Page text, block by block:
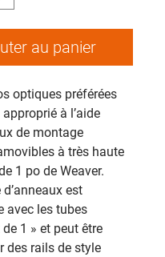
au panier
optiques préférées
à l’aide
de montage
à très haute
1 po de Weaver.
est
avec les tubes
1 » et peut être
des rails de style